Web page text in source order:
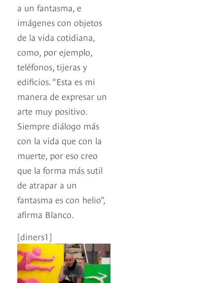
a un fantasma, e
imágenes con objetos
de la vida cotidiana,
como, por ejemplo,
teléfonos, tijeras y
edificios. “Esta es mi
manera de expresar un
arte muy positivo.
Siempre diálogo más
con la vida que con la
muerte, por eso creo
que la forma más sutil
de atrapar a un
fantasma es con helio”,
afirma Blanco.
[diners1]